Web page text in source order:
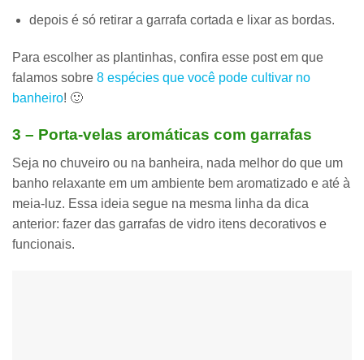
depois é só retirar a garrafa cortada e lixar as bordas.
Para escolher as plantinhas, confira esse post em que
falamos sobre 8 espécies que você pode cultivar no
banheiro! 🙂
3 – Porta-velas aromáticas com garrafas
Seja no chuveiro ou na banheira, nada melhor do que um
banho relaxante em um ambiente bem aromatizado e até à
meia-luz. Essa ideia segue na mesma linha da dica
anterior: fazer das garrafas de vidro itens decorativos e
funcionais.